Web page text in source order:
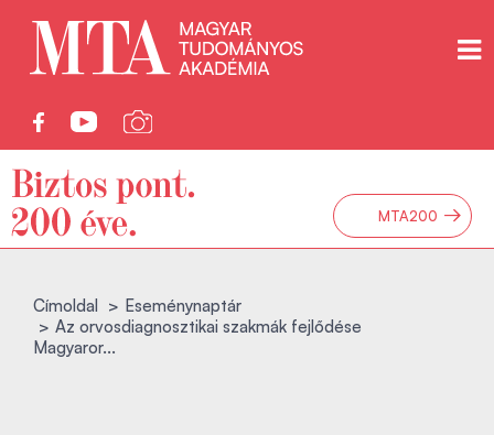
MTA200 →
Címoldal
Eseménynaptár
Az orvosdiagnosztikai szakmák fejlődése
Magyaror...